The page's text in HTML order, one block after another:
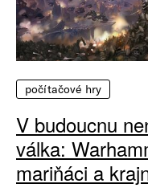
počítačové hry
V budoucnu
válka:
mariňáci a